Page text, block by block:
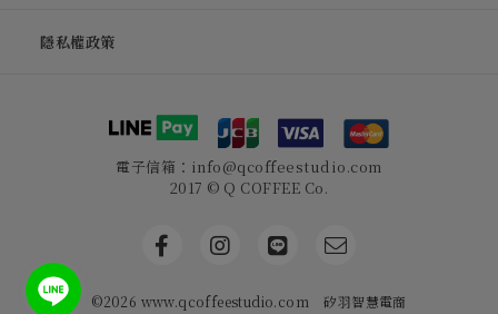
隱私權政策
電子信箱：info@qcoffeestudio.com
2017 © Q COFFEE Co.
©2026 www.qcoffeestudio.com 矽羽智慧電商